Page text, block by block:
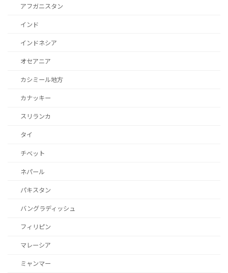
アフガニスタン
インド
インドネシア
オセアニア
カシミール地方
カナッキー
スリランカ
タイ
チベット
ネパール
パキスタン
バングラディッシュ
フィリピン
マレーシア
ミャンマー